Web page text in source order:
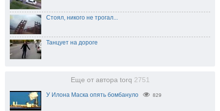
Стоял, никого не трогал...
Танцует на дороге
Еще от автора torq 2751
У Илона Маска опять бомбануло 829